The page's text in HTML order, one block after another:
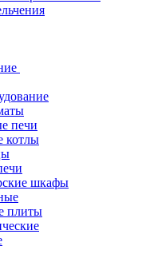
печи
котлы
шкафы
плиты